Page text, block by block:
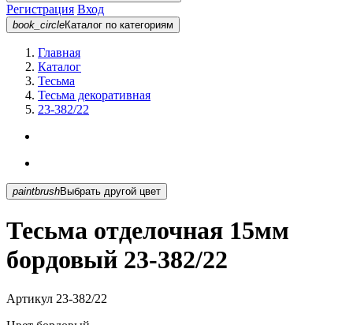
Регистрация Вход
book_circleКаталог по категориям
Главная
Каталог
Тесьма
Тесьма декоративная
23-382/22
paintbrush Выбрать другой цвет
Тесьма отделочная 15мм
бордовый 23-382/22
Артикул 23-382/22